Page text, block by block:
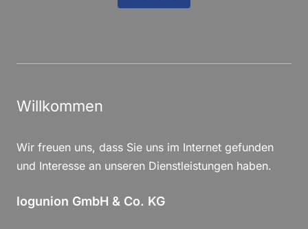
Willkommen
Wir freuen uns, dass Sie uns im Internet gefunden
und Interesse an unseren Dienstleistungen haben.
logunion GmbH & Co. KG